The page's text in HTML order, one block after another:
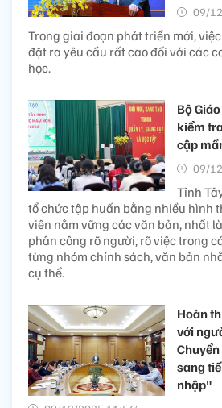
09/
Trong giai đoạn phát triển mới,
đặt ra yêu cầu rất cao đối với các
học.
Bộ
kiểm
cập
09/
Tỉnh
tổ chức tập huấn bằng nhiều hình
viên nắm vững các văn bản, nhất
phân công rõ người, rõ việc trong
từng nhóm chính sách, văn bản
cụ thể.
Hoàn
với
sang
nhập"